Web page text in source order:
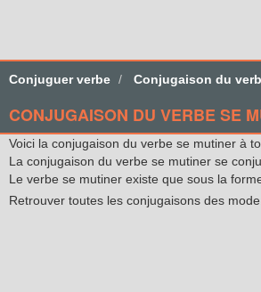
Conjuguer verbe Conjugaison du
CONJUGAISON DU VERBE SE
Voici la conjugaison du verbe se mutiner à
La conjugaison du verbe se mutiner se
Le verbe se mutiner existe que sous la
Retrouver toutes les conjugaisons des